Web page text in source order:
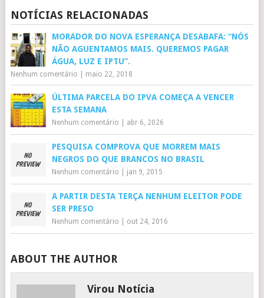
NOTÍCIAS RELACIONADAS
MORADOR DO NOVA ESPERANÇA DESABAFA: “NÓS
NÃO AGUENTAMOS MAIS. QUEREMOS PAGAR
ÁGUA, LUZ E IPTU”.
Nenhum comentário maio 22, 2018
ÚLTIMA PARCELA DO IPVA COMEÇA A VENCER
ESTA SEMANA
Nenhum comentário abr 6, 2026
PESQUISA COMPROVA QUE MORREM MAIS
NEGROS DO QUE BRANCOS NO BRASIL
Nenhum comentário jan 9, 2015
A PARTIR DESTA TERÇA NENHUM ELEITOR PODE
SER PRESO
Nenhum comentário out 24, 2016
ABOUT THE AUTHOR
Virou Notícia